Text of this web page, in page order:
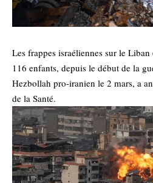
Les frappes israéliennes sur le
116 enfants, depuis le début de la
Hezbollah pro-iranien le 2 mars, a
de la Santé.